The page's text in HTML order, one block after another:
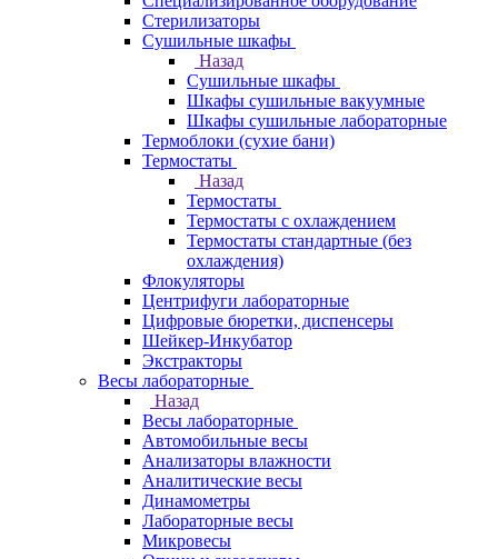
Стерилизаторы
Сушильные шкафы
Назад
Сушильные шкафы
Шкафы сушильные вакуумные
Шкафы сушильные лабораторные
Термоблоки (сухие бани)
Термостаты
Назад
Термостаты
Термостаты с охлаждением
Термостаты стандартные (без
охлаждения)
Флокуляторы
Центрифуги лабораторные
Цифровые бюретки, диспенсеры
Шейкер-Инкубатор
Экстракторы
Весы лабораторные
Назад
Весы лабораторные
Автомобильные весы
Анализаторы влажности
Аналитические весы
Динамометры
Лабораторные весы
Микровесы